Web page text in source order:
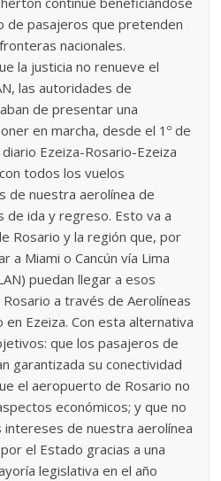
de pasajeros que pretenden
nacionales.
la justicia no renueve el
las autoridades de
de presentar una
en marcha, desde el 1º de
Ezeiza-Rosario-Ezeiza
todos los vuelos
de nuestra aerolínea de
de ida y regreso. Esto va a
Rosario y la región que, por
a Miami o Cancún vía Lima
puedan llegar a esos
a través de Aerolíneas
Ezeiza. Con esta alternativa
que los pasajeros de
garantizada su conectividad
el aeropuerto de Rosario no
económicos; y que no
intereses de nuestra aerolínea
el Estado gracias a una
legislativa en el año